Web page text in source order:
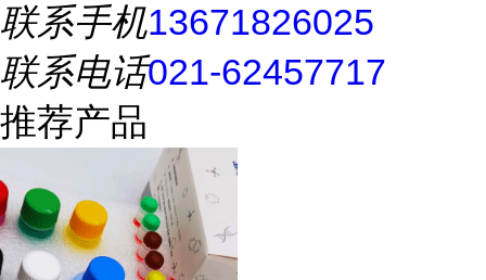
联系手机13671826025
联系电话021-62457717
推荐产品